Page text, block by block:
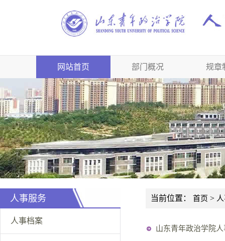
网站首页 部门概况 规章
人事服务
人事档案
当前位置： 首页 >
山东青年政治学院